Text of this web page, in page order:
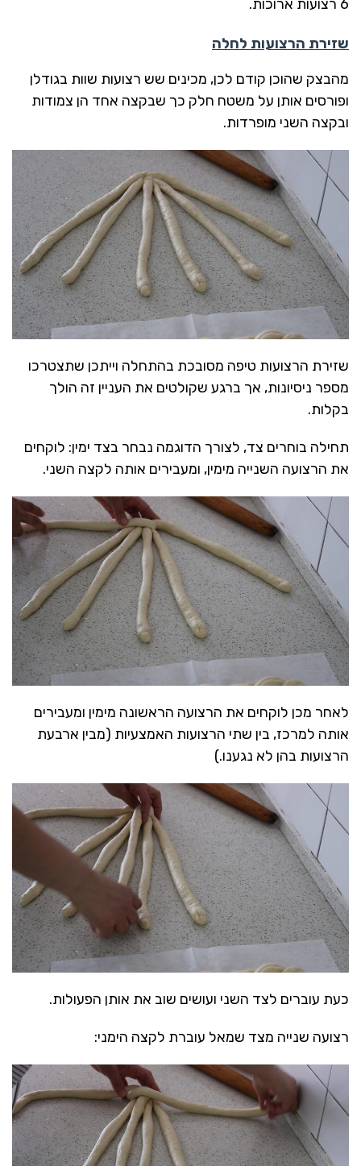
6 רצועות ארוכות.
שזירת הרצועות לחלה
מהבצק שהוכן קודם לכן, מכינים שש רצועות שוות בגודלן
ופורסים אותן על משטח חלק כך שבקצה אחד הן צמודות
ובקצה השני מופרדות.
שזירת הרצועות טיפה מסובכת בהתחלה וייתכן שתצטרכו
מספר ניסיונות, אך ברגע שקולטים את העניין זה הולך
בקלות.
תחילה בוחרים צד, לצורך הדוגמה נבחר בצד ימין: לוקחים
את הרצועה השנייה מימין, ומעבירים אותה לקצה השני.
לאחר מכן לוקחים את הרצועה הראשונה מימין ומעבירים
אותה למרכז, בין שתי הרצועות האמצעיות (מבין ארבעת
הרצועות בהן לא נגענו.)
כעת עוברים לצד השני ועושים שוב את אותן הפעולות.
רצועה שנייה מצד שמאל עוברת לקצה הימני: